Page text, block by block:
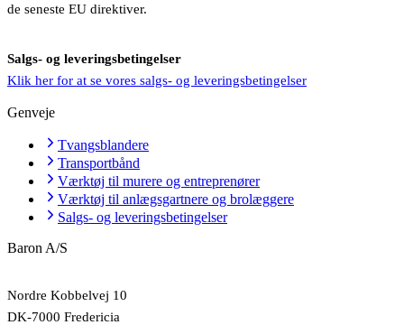
de seneste EU direktiver.
Salgs- og leveringsbetingelser
Klik her for at se vores salgs- og leveringsbetingelser
Genveje
Tvangsblandere
Transportbånd
Værktøj til murere og entreprenører
Værktøj til anlægsgartnere og brolæggere
Salgs- og leveringsbetingelser
Baron A/S
Nordre Kobbelvej 10
DK-7000 Fredericia